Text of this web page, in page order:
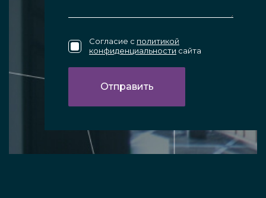
Согласие с политикой
конфиденциальности сайта